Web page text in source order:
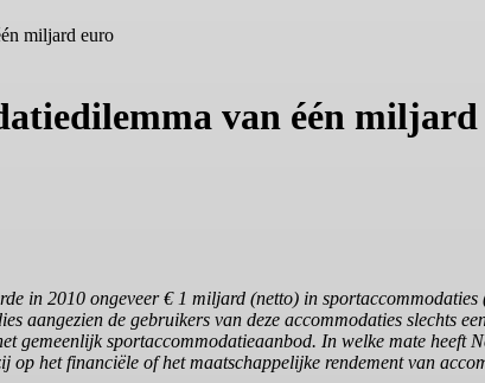
miljard euro
van één miljard
in 2010 ongeveer € 1 miljard (netto) in
aangezien de gebruikers van deze accommodaties slechts
gemeenlijk sportaccommodatieaanbod. In welke mate
op het financiële of het maatschappelijke rendement van